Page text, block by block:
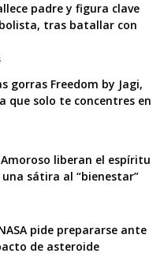
padre y figura clave
tras batallar con
gorras Freedom by Jagi,
que solo te concentres en
Amoroso liberan el espíritu
una sátira al “bienestar”
pide prepararse ante
de asteroide